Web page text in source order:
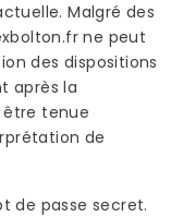
Malgré des
ne peut
des dispositions
après la
tenue
de
de passe secret.